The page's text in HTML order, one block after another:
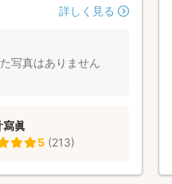
していただき助かりまし
やっぱりプロに頼むと
したい方です。 綺麗
ございました。
詳しく見る
写真はありません
寫眞
5 (213)